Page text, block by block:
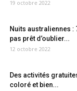
19 octobre 2022
Nuits australiennes :
pas prêt d’oublier...
12 octobre 2022
Des activités
coloré et bien...